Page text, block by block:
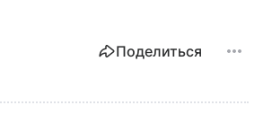
Поделиться